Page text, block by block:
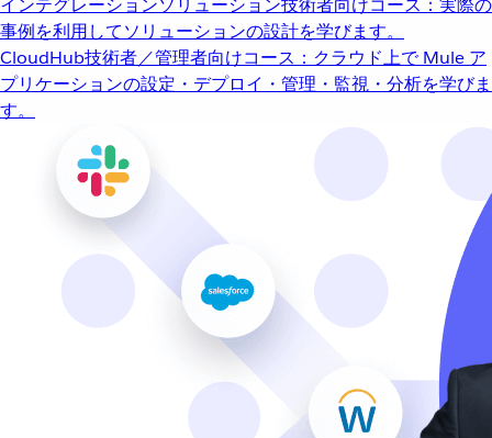
インテグレーションソリューション技術者向けコース：実際の
事例を利用してソリューションの設計を学びます。
CloudHub技術者／管理者向けコース：クラウド上で Mule ア
プリケーションの設定・デプロイ・管理・監視・分析を学びま
す。